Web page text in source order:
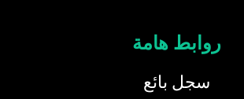
روابط هامة
سجل بائع